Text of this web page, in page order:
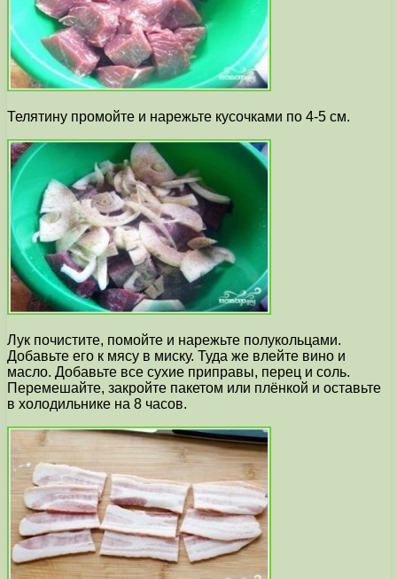
Телятину промойте и нарежьте кусочками по 4-5 см.
Лук почистите, помойте и нарежьте полукольцами.
Добавьте его к мясу в миску. Туда же влейте вино и
масло. Добавьте все сухие приправы, перец и соль.
Перемешайте, закройте пакетом или плёнкой и оставьте
в холодильнике на 8 часов.